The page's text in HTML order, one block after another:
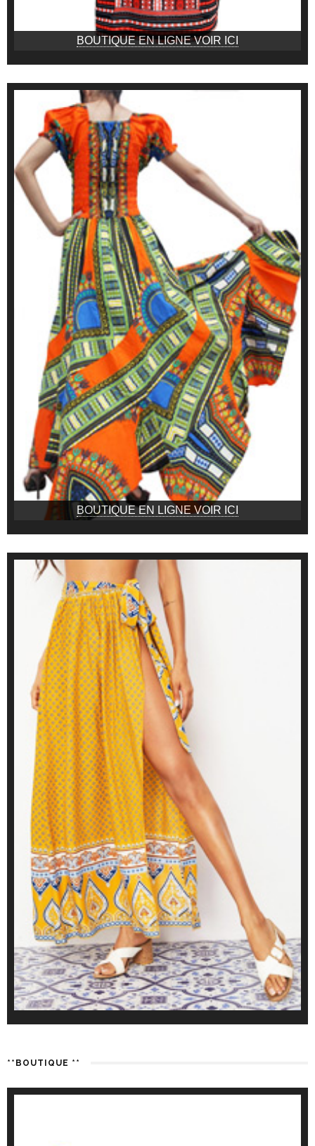
BOUTIQUE EN LIGNE VOIR ICI
BOUTIQUE EN LIGNE VOIR ICI
**BOUTIQUE **